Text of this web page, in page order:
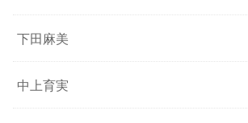
下田麻美
中上育実